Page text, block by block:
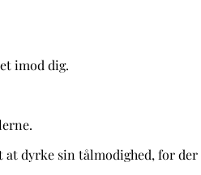
imod dig.
dyrke sin tålmodighed, for